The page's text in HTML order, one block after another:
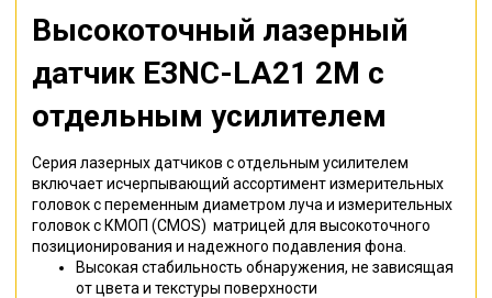
Высокоточный лазерный
датчик E3NC-LA21 2M с
отдельным усилителем
Серия лазерных датчиков с отдельным усилителем
включает исчерпывающий ассортимент измерительных
головок с переменным диаметром луча и измерительных
головок с КМОП (CMOS) матрицей для высокоточного
позиционирования и надежного подавления фона.
Высокая стабильность обнаружения, не зависящая
от цвета и текстуры поверхности